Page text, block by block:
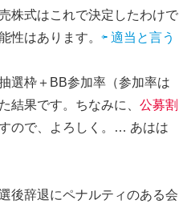
株式はこれで決定したわけで
性はあります。 ⇦ 適当と言う
選枠＋BB参加率（参加率は
結果です。ちなみに、 公募割
ので、よろしく。… あはは
後辞退にペナルティのある会